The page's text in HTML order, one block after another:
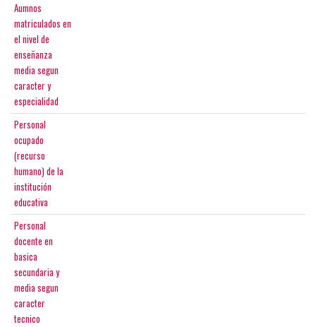
Aumnos
matriculados en
el nivel de
enseñanza
media segun
caracter y
especialidad
Personal
ocupado
(recurso
humano) de la
institución
educativa
Personal
docente en
basica
secundaria y
media segun
caracter
tecnico